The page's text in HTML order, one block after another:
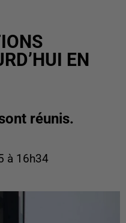
EN
réunis.
à 16h34